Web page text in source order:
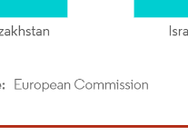
réutilisation nécessite une attribution